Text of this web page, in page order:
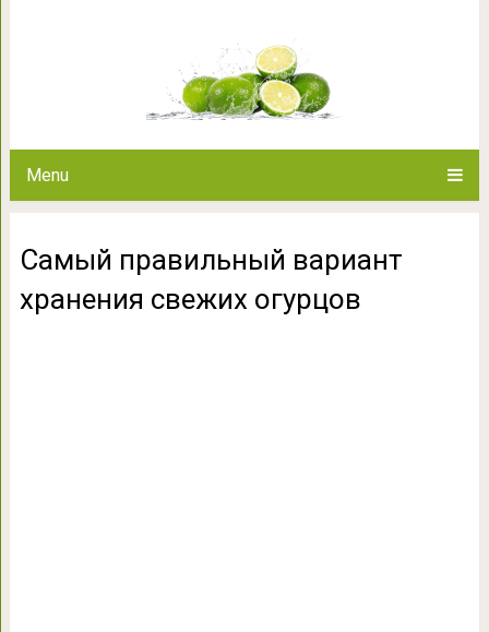
Menu
Самый правильный вариант
хранения свежих огурцов